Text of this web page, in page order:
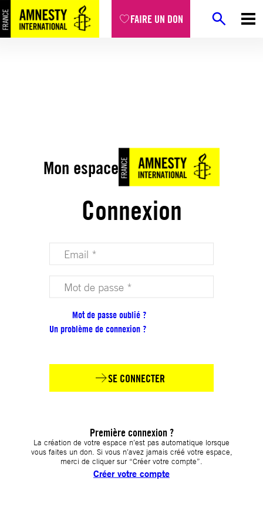
FAIRE UN DON
Mon espace
Connexion
Votre adresse email (obligatoire)
Votre mot de passe (obligatoire)
Mot de passe oublié ?
Un problème de connexion ?
SE CONNECTER
Première connexion ?
La création de votre espace n’est pas automatique lorsque
vous faites un don. Si vous n’avez jamais créé votre espace,
merci de cliquer sur “Créer votre compte”.
Créer votre compte